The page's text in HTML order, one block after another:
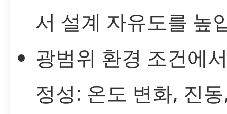
서 설계 자유도를 높
광범위 환경 조건에
정성: 온도 변화, 진